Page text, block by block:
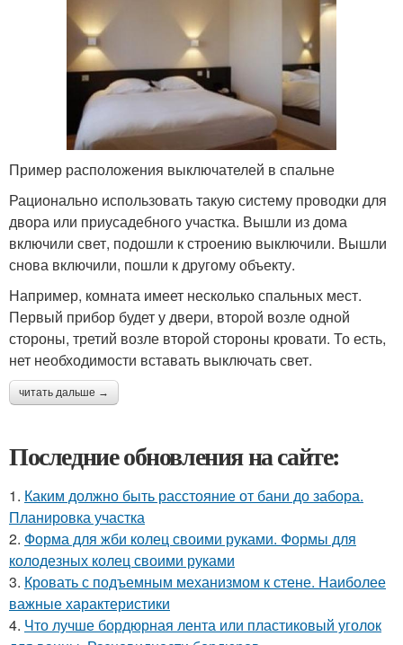
Пример расположения выключателей в спальне
Рационально использовать такую систему проводки для
двора или приусадебного участка. Вышли из дома
включили свет, подошли к строению выключили. Вышли
снова включили, пошли к другому объекту.
Например, комната имеет несколько спальных мест.
Первый прибор будет у двери, второй возле одной
стороны, третий возле второй стороны кровати. То есть,
нет необходимости вставать выключать свет.
читать дальше →
Последние обновления на сайте:
1. Каким должно быть расстояние от бани до забора.
Планировка участка
2. Форма для жби колец своими руками. Формы для
колодезных колец своими руками
3. Кровать с подъемным механизмом к стене. Наиболее
важные характеристики
4. Что лучше бордюрная лента или пластиковый уголок